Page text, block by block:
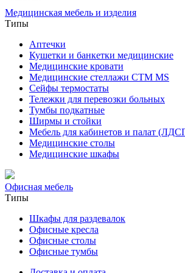
Медицинская мебель и изделия
Типы
Аптечки
Кушетки и банкетки медицинские
Медицинские кровати
Медицинские стеллажи CTM MS
Сейфы термостаты
Тележки для перевозки больных
Тумбы подкатные
Ширмы и стойки
Мебель для кабинетов и палат
Медицинские столы
Медицинские шкафы
Офисная мебель
Типы
Шкафы для раздевалок
Офисные кресла
Офисные столы
Офисные тумбы